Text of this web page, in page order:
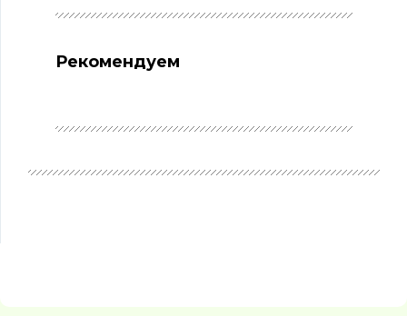
Рекомендуем